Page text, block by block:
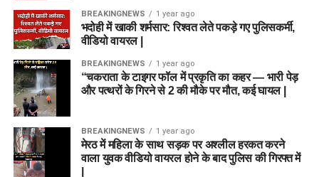
BREAKINGNEWS 1 year ago
भदोही में खाकी शर्मसार: रिश्वत लेते पकड़े गए पुलिसकर्मी,
वीडियो वायरल |
BREAKINGNEWS 1 year ago
“चकराता के टाइगर फॉल में प्रकृति का कहर — भारी पेड़
और पत्थरों के गिरने से 2 की मौके पर मौत, कई घायल |
BREAKINGNEWS 1 year ago
मेरठ में महिला के साथ सड़क पर अश्लील हरकत करने
वाला युवक वीडियो वायरल होने के बाद पुलिस की गिरफ्त में